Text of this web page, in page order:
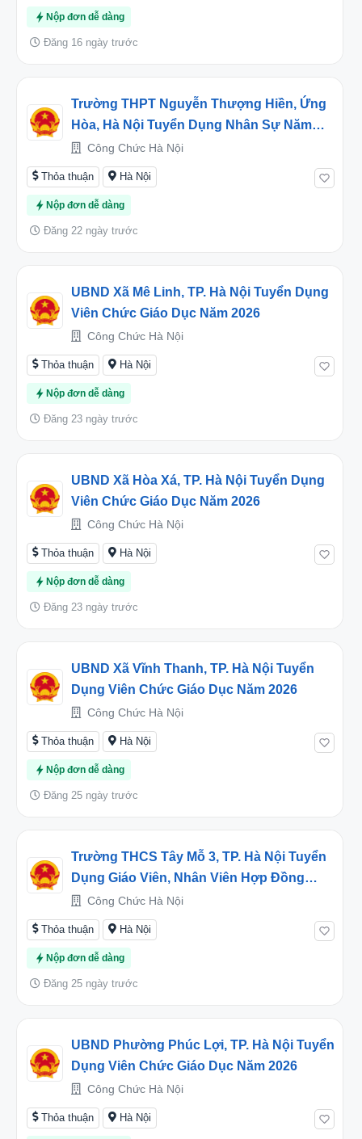
Nộp đơn dễ dàng
Đăng 16 ngày trước
Trường THPT Nguyễn Thượng Hiền, Ứng
Hòa, Hà Nội Tuyển Dụng Nhân Sự Năm
Học 2026-2027
Công Chức Hà Nội
Thỏa thuận Hà Nội
Nộp đơn dễ dàng
Đăng 22 ngày trước
UBND Xã Mê Linh, TP. Hà Nội Tuyển Dụng
Viên Chức Giáo Dục Năm 2026
Công Chức Hà Nội
Thỏa thuận Hà Nội
Nộp đơn dễ dàng
Đăng 23 ngày trước
UBND Xã Hòa Xá, TP. Hà Nội Tuyển Dụng
Viên Chức Giáo Dục Năm 2026
Công Chức Hà Nội
Thỏa thuận Hà Nội
Nộp đơn dễ dàng
Đăng 23 ngày trước
UBND Xã Vĩnh Thanh, TP. Hà Nội Tuyển
Dụng Viên Chức Giáo Dục Năm 2026
Công Chức Hà Nội
Thỏa thuận Hà Nội
Nộp đơn dễ dàng
Đăng 25 ngày trước
Trường THCS Tây Mỗ 3, TP. Hà Nội Tuyển
Dụng Giáo Viên, Nhân Viên Hợp Đồng
Năm Học 2026 – 2027
Công Chức Hà Nội
Thỏa thuận Hà Nội
Nộp đơn dễ dàng
Đăng 25 ngày trước
UBND Phường Phúc Lợi, TP. Hà Nội Tuyển
Dụng Viên Chức Giáo Dục Năm 2026
Công Chức Hà Nội
Thỏa thuận Hà Nội